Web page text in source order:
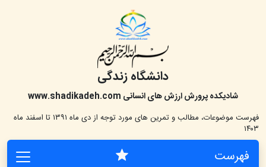
دانشگاه زندگی
شادیکده پرورش ارزش های انسانی www.shadikadeh.com
فهرست موضوعات، مطالب و تمرین های مورد توجه از دی ماه ۱۳۹۱ تا اسفند ماه
۱۴۰۳
فهرست